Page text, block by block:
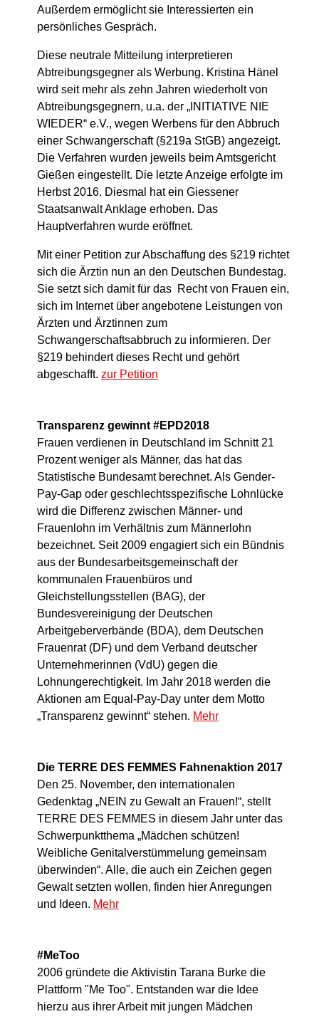
Außerdem ermöglicht sie Interessierten ein
persönliches Gespräch.
Diese neutrale Mitteilung interpretieren
Abtreibungsgegner als Werbung. Kristina Hänel
wird seit mehr als zehn Jahren wiederholt von
Abtreibungsgegnern, u.a. der „INITIATIVE NIE
WIEDER“ e.V., wegen Werbens für den Abbruch
einer Schwangerschaft (§219a StGB) angezeigt.
Die Verfahren wurden jeweils beim Amtsgericht
Gießen eingestellt. Die letzte Anzeige erfolgte im
Herbst 2016. Diesmal hat ein Giessener
Staatsanwalt Anklage erhoben. Das
Hauptverfahren wurde eröffnet.
Mit einer Petition zur Abschaffung des §219 richtet
sich die Ärztin nun an den Deutschen Bundestag.
Sie setzt sich damit für das Recht von Frauen ein,
sich im Internet über angebotene Leistungen von
Ärzten und Ärztinnen zum
Schwangerschaftsabbruch zu informieren. Der
§219 behindert dieses Recht und gehört
abgeschafft. zur Petition
Transparenz gewinnt #EPD2018
Frauen verdienen in Deutschland im Schnitt 21
Prozent weniger als Männer, das hat das
Statistische Bundesamt berechnet. Als Gender-
Pay-Gap oder geschlechtsspezifische Lohnlücke
wird die Differenz zwischen Männer- und
Frauenlohn im Verhältnis zum Männerlohn
bezeichnet. Seit 2009 engagiert sich ein Bündnis
aus der Bundesarbeitsgemeinschaft der
kommunalen Frauenbüros und
Gleichstellungsstellen (BAG), der
Bundesvereinigung der Deutschen
Arbeitgeberverbände (BDA), dem Deutschen
Frauenrat (DF) und dem Verband deutscher
Unternehmerinnen (VdU) gegen die
Lohnungerechtigkeit. Im Jahr 2018 werden die
Aktionen am Equal-Pay-Day unter dem Motto
„Transparenz gewinnt“ stehen. Mehr
Die TERRE DES FEMMES Fahnenaktion 2017
Den 25. November, den internationalen
Gedenktag „NEIN zu Gewalt an Frauen!“, stellt
TERRE DES FEMMES in diesem Jahr unter das
Schwerpunktthema „Mädchen schützen!
Weibliche Genitalverstümmelung gemeinsam
überwinden“. Alle, die auch ein Zeichen gegen
Gewalt setzten wollen, finden hier Anregungen
und Ideen. Mehr
#MeToo
2006 gründete die Aktivistin Tarana Burke die
Plattform "Me Too". Entstanden war die Idee
hierzu aus ihrer Arbeit mit jungen Mädchen